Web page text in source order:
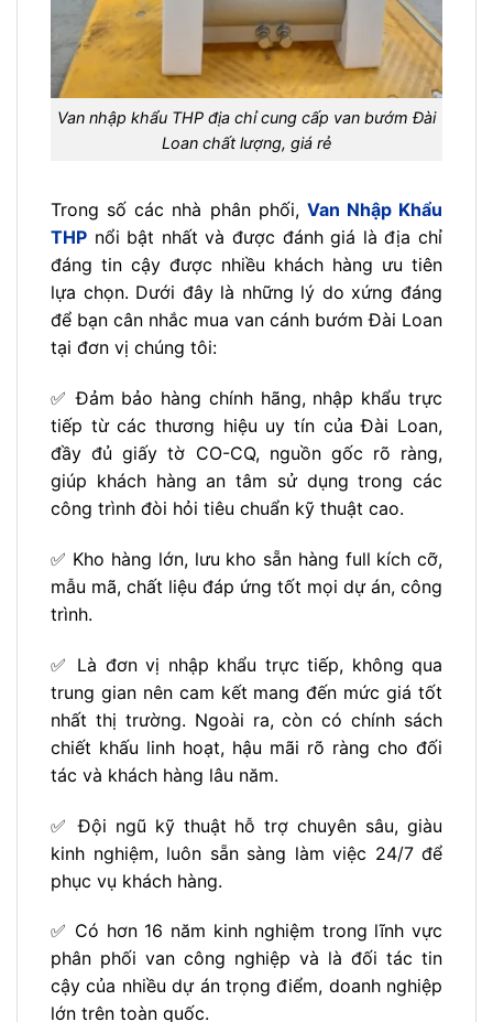
Van nhập khẩu THP địa chỉ cung cấp van bướm Đài
Loan chất lượng, giá rẻ
Trong số các nhà phân phối, Van Nhập Khẩu
THP nổi bật nhất và được đánh giá là địa chỉ
đáng tin cậy được nhiều khách hàng ưu tiên
lựa chọn. Dưới đây là những lý do xứng đáng
để bạn cân nhắc mua van cánh bướm Đài Loan
tại đơn vị chúng tôi:
✅ Đảm bảo hàng chính hãng, nhập khẩu trực
tiếp từ các thương hiệu uy tín của Đài Loan,
đầy đủ giấy tờ CO-CQ, nguồn gốc rõ ràng,
giúp khách hàng an tâm sử dụng trong các
công trình đòi hỏi tiêu chuẩn kỹ thuật cao.
✅ Kho hàng lớn, lưu kho sẵn hàng full kích cỡ,
mẫu mã, chất liệu đáp ứng tốt mọi dự án, công
trình.
✅ Là đơn vị nhập khẩu trực tiếp, không qua
trung gian nên cam kết mang đến mức giá tốt
nhất thị trường. Ngoài ra, còn có chính sách
chiết khấu linh hoạt, hậu mãi rõ ràng cho đối
tác và khách hàng lâu năm.
✅ Đội ngũ kỹ thuật hỗ trợ chuyên sâu, giàu
kinh nghiệm, luôn sẵn sàng làm việc 24/7 để
phục vụ khách hàng.
✅ Có hơn 16 năm kinh nghiệm trong lĩnh vực
phân phối van công nghiệp và là đối tác tin
cậy của nhiều dự án trọng điểm, doanh nghiệp
lớn trên toàn quốc.